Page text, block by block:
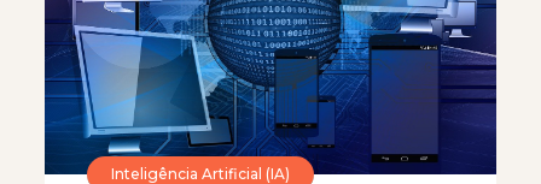
Inteligência Artificial (IA)